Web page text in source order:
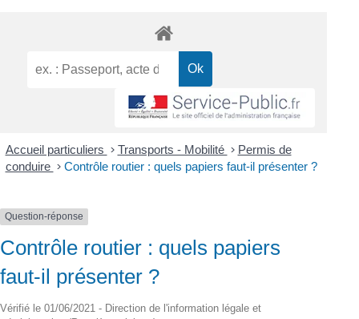
Accueil particuliers > Transports - Mobilité > Permis de
conduire > Contrôle routier : quels papiers faut-il présenter ?
Question-réponse
Contrôle routier : quels papiers
faut-il présenter ?
Vérifié le 01/06/2021 - Direction de l'information légale et